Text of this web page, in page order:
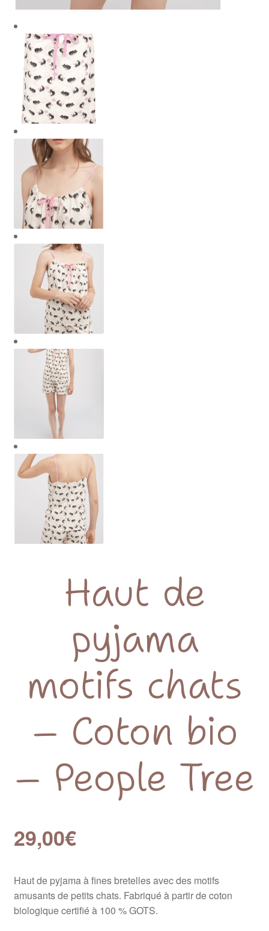
Haut de
pyjama
motifs chats
– Coton bio
– People Tree
29,00€
Haut de pyjama à fines bretelles avec des motifs
amusants de petits chats. Fabriqué à partir de coton
biologique certifié à 100 % GOTS.